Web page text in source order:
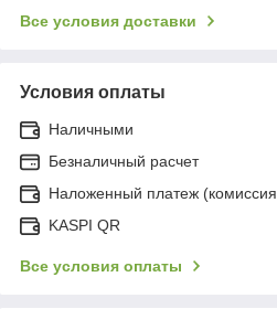
Все условия доставки
Условия оплаты
Наличными
Безналичный расчет
Наложенный платеж
KASPI QR
Все условия оплаты